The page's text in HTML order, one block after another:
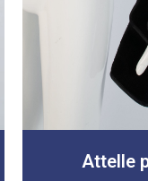
Attelle